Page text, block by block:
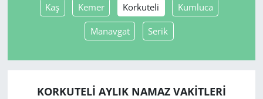
Kaş Kemer Korkuteli Kumluca
Manavgat Serik
KORKUTELI AYLIK NAMAZ VAKITLERI